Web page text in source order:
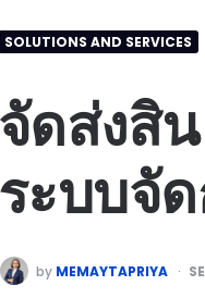
SOLUTIONS AND SERVICES
จัดส่งสิ
ระบบจั
by MEMAYTAPRIYA